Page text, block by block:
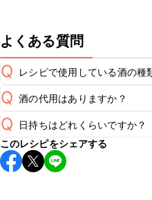
よくある質問
Q レシピで使用している酒の種
A
Q 酒の代用はありますか？
A
Q 日持ちはどれくらいですか？
保存期間は冷蔵で翌日中が目
し上がりください。
このレシピをシェアする